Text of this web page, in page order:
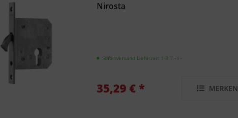
Nirosta
Sofortversand Lieferzeit 1-3 T- ℹ -
35,29 € * MERKEN